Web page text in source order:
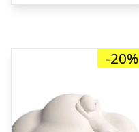
-20%